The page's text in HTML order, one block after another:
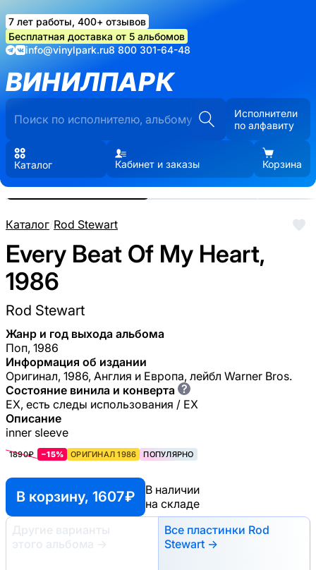
7 лет работы, 400+ отзывов
Бесплатная доставка от 5 альбомов
info@vinylpark.ru8 800 301-64-48
ВИНИЛПАРК
Исполнители
по алфавиту
Каталог Кабинет и заказы Корзина
Каталог/Rod Stewart
Every Beat Of My Heart,
1986
Rod Stewart
Жанр и год выхода альбома
Поп, 1986
Информация об издании
Оригинал, 1986, Англия и Европа, лейбл Warner Bros.
Состояние винила и конверта ?
EX, есть следы использования / EX
Описание
inner sleeve
1890₽ −15% ОРИГИНАЛ 1986 ПОПУЛЯРНО
В корзину, 1607 ₽
В наличии
на складе
Другие варианты
этого альбома
→
Все пластинки Rod
Stewart →
Реальные фото пластинки.
Нажмите, чтобы увеличить